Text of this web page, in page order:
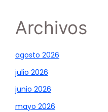
Archivos
agosto 2026
julio 2026
junio 2026
mayo 2026